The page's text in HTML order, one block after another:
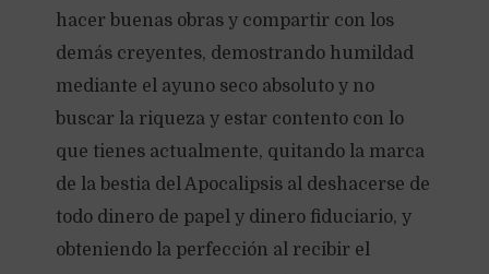
hacer buenas obras y compartir con los
demás creyentes, demostrando humildad
mediante el ayuno seco absoluto y no
buscar la riqueza y estar contento con lo
que tienes actualmente, quitando la marca
de la bestia del Apocalipsis al deshacerse de
todo dinero de papel y dinero fiduciario, y
obteniendo la perfección al recibir el